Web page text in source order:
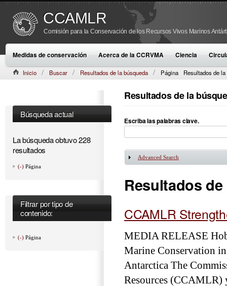
CCAMLR
Comisión para la Conservación de los Recursos Vivos Marinos
Medidas de conservación Acerca de la CCRVMA Ciencia
Inicio Buscar Resultados de la búsqueda Página Resultados de
Búsqueda actual
La búsqueda obtuvo 228
resultados
(-) Página
Filtrar por tipo de
contenido:
(-) Página
Resultados de la
Escriba las palabras clave.
Mostrar
Advanced Search
Resultados
CCAMLR
MEDIA RELEASE
Marine Conservation
Antarctica The
Resources (CCAMLR)